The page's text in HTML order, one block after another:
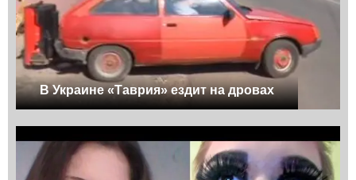
В Украине «Таврия» ездит на дровах